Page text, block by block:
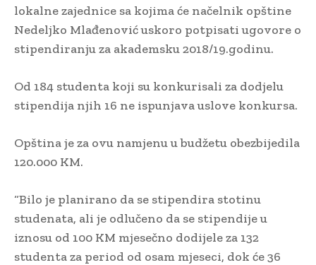
lokalne zajednice sa kojima će načelnik opštine
Nedeljko Mlađenović uskoro potpisati ugovore o
stipendiranju za akademsku 2018/19.godinu.
Od 184 studenta koji su konkurisali za dodjelu
stipendija njih 16 ne ispunjava uslove konkursa.
Opština je za ovu namjenu u budžetu obezbijedila
120.000 KM.
“Bilo je planirano da se stipendira stotinu
studenata, ali je odlučeno da se stipendije u
iznosu od 100 KM mjesečno dodijele za 132
studenta za period od osam mjeseci, dok će 36